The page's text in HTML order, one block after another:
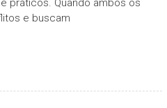
práticos. Quando ambos os
e buscam